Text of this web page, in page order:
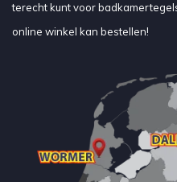
terecht kunt voor
online winkel kan bestellen!